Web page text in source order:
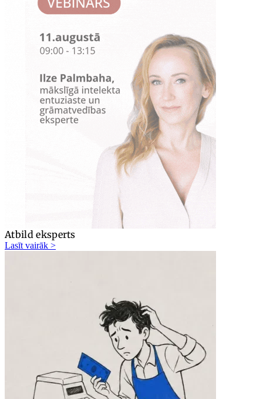
Atbild eksperts
Lasīt vairāk >